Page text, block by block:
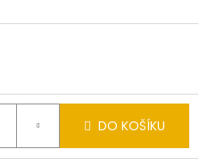
DO KOŠÍKU